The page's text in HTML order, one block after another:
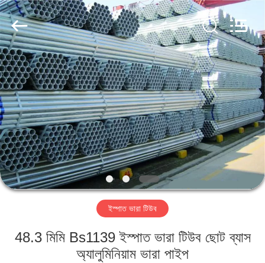
বাড়ি
পণ্য
আমাদের
সম্পর্কে
কারখানা
Scaffold
&
Formwork
System
Co.,
Ltd..
All
Rights
Reserved.
ইস্পাত ভারা টিউব
48.3 মিমি Bs1139 ইস্পাত ভারা টিউব ছোট ব্যাস
অ্যালুমিনিয়াম ভারা পাইপ